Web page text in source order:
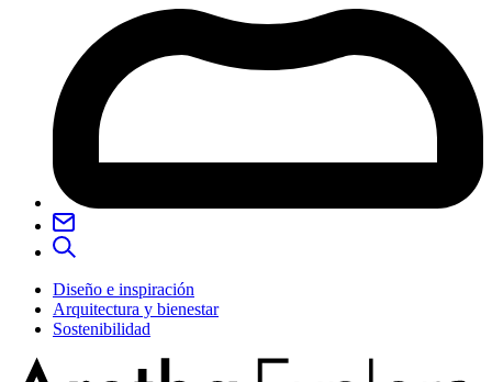
Diseño e inspiración
Arquitectura y bienestar
Sostenibilidad